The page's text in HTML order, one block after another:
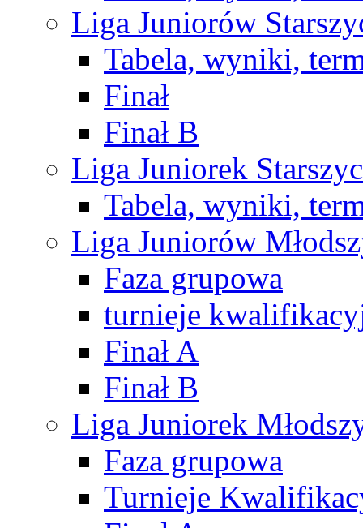
Liga Juniorów
Tabela, wyniki,
Finał
Finał B
Liga Juniorek
Tabela, wyniki,
Liga Juniorów
Faza grupowa
turnieje
Finał A
Finał B
Liga Juniorek
Faza grupowa
Turnieje